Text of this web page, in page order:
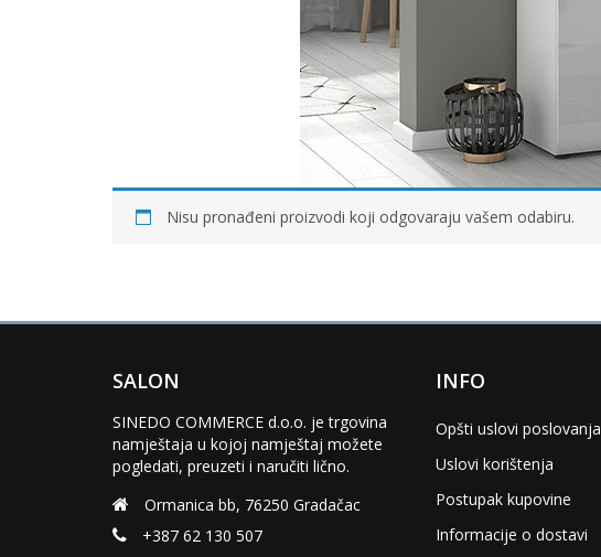
Nisu pronađeni proizvodi koji odgovaraju vašem odabiru.
SALON
SINEDO COMMERCE d.o.o. je trgovina
namještaja u kojoj namještaj možete
pogledati, preuzeti i naručiti lično.
Ormanica bb, 76250 Gradačac
+387 62 130 507
INFO
Opšti uslovi poslovanja
Uslovi korištenja
Postupak kupovine
Informacije o dostavi